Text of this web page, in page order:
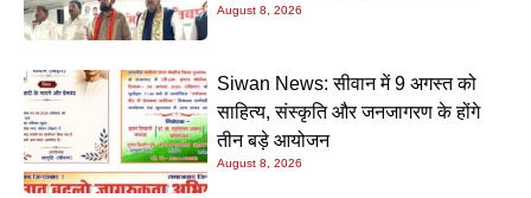
August 8, 2026
Siwan News: सीवान में 9 अगस्त को
साहित्य, संस्कृति और जनजागरण के होंगे
तीन बड़े आयोजन
August 8, 2026